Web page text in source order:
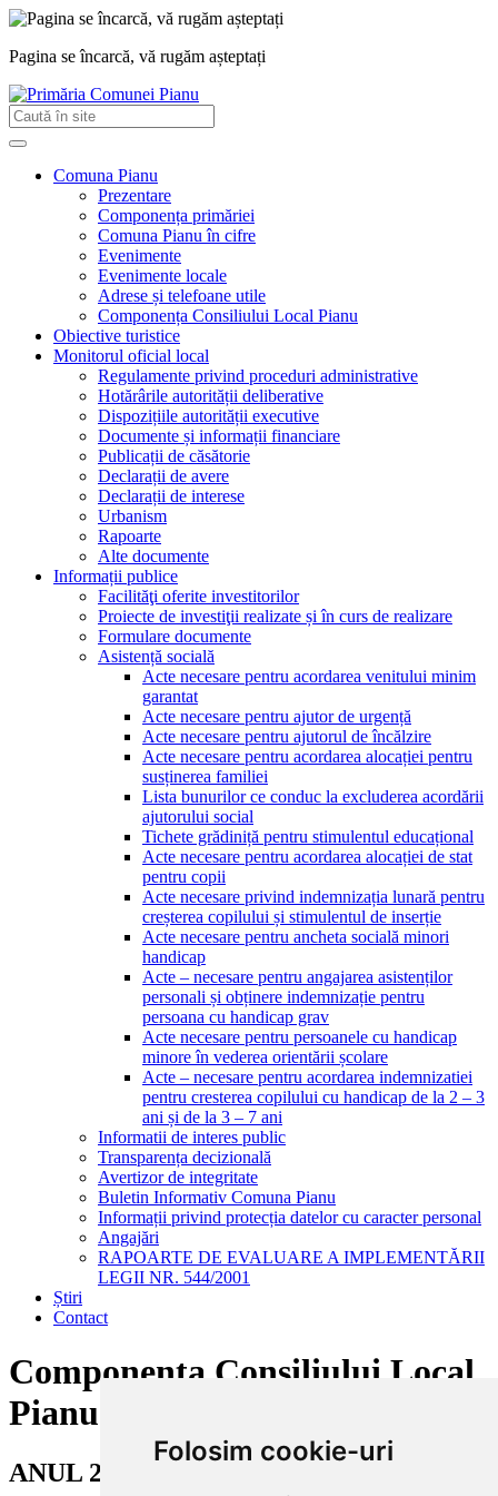
Folosim cookie-uri
Pagina se încarcă, vă rugăm așteptați
Comuna Pianu
Prezentare
Componența primăriei
Comuna Pianu în cifre
Evenimente
Evenimente locale
Adrese și telefoane utile
Componența Consiliului Local Pianu
Obiective turistice
Monitorul oficial local
Regulamente privind proceduri administrative
Hotărârile autorității deliberative
Dispozițiile autorității executive
Documente și informații financiare
Publicații de căsătorie
Declarații de avere
Declarații de interese
Urbanism
Rapoarte
Alte documente
Informații publice
Facilităţi oferite investitorilor
Proiecte de investiţii realizate și în curs de realizare
Formulare documente
Asistență socială
Acte necesare pentru acordarea venitului minim
garantat
Acte necesare pentru ajutor de urgență
Acte necesare pentru ajutorul de încălzire
Acte necesare pentru acordarea alocației pentru
susținerea familiei
Lista bunurilor ce conduc la excluderea acordării
ajutorului social
Tichete grădiniță pentru stimulentul educațional
Acte necesare pentru acordarea alocației de stat
pentru copii
Acte necesare privind indemnizația lunară pentru
creșterea copilului și stimulentul de inserție
Acte necesare pentru ancheta socială minori
handicap
Acte – necesare pentru angajarea asistenților
personali și obținere indemnizație pentru
persoana cu handicap grav
Acte necesare pentru persoanele cu handicap
minore în vederea orientării școlare
Acte – necesare pentru acordarea indemnizatiei
pentru cresterea copilului cu handicap de la 2 – 3
ani și de la 3 – 7 ani
Informatii de interes public
Transparența decizională
Avertizor de integritate
Buletin Informativ Comuna Pianu
Informații privind protecția datelor cu caracter personal
Angajări
RAPOARTE DE EVALUARE A IMPLEMENTĂRII
LEGII NR. 544/2001
Știri
Contact
Componența Consiliului Local
Pianu
ANUL 2024 - 2028